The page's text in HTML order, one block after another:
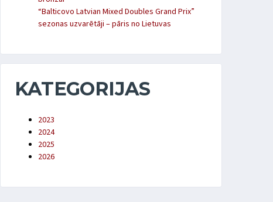
“Balticovo Latvian Mixed Doubles Grand Prix”
sezonas uzvarētāji – pāris no Lietuvas
KATEGORIJAS
2023
2024
2025
2026